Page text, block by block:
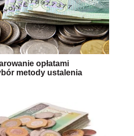
opłatami
metody ustalenia